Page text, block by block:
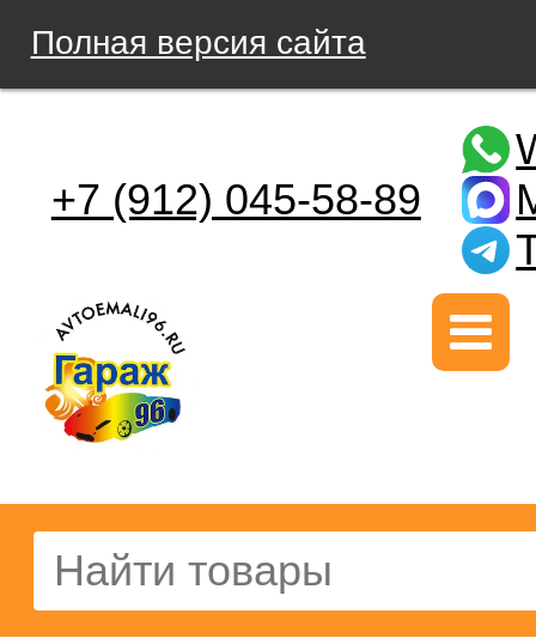
Полная версия сайта
+7 (912) 045-58-89